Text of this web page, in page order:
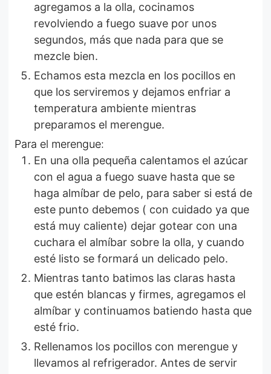
agregamos a la olla, cocinamos
revolviendo a fuego suave por unos
segundos, más que nada para que se
mezcle bien.
Echamos esta mezcla en los pocillos en
que los serviremos y dejamos enfriar a
temperatura ambiente mientras
preparamos el merengue.
Para el merengue:
En una olla pequeña calentamos el azúcar
con el agua a fuego suave hasta que se
haga almíbar de pelo, para saber si está de
este punto debemos ( con cuidado ya que
está muy caliente) dejar gotear con una
cuchara el almíbar sobre la olla, y cuando
esté listo se formará un delicado pelo.
Mientras tanto batimos las claras hasta
que estén blancas y firmes, agregamos el
almíbar y continuamos batiendo hasta que
esté frio.
Rellenamos los pocillos con merengue y
llevamos al refrigerador. Antes de servir